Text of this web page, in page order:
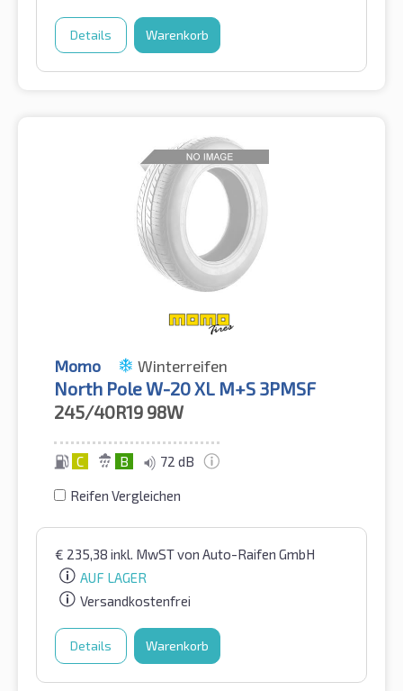
Details Warenkorb
Momo Winterreifen
North Pole W-20 XL M+S 3PMSF
245/40R19 98W
C B 72 dB
Reifen Vergleichen
€ 235,38 inkl. MwSTvon Auto-Raifen GmbH
AUF LAGER
Versandkostenfrei
Details Warenkorb